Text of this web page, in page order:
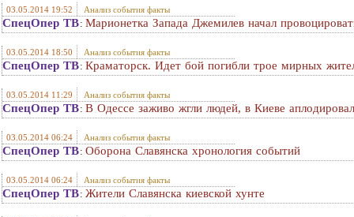
03.05.2014 19:52 Анализ события факты
СпецОпер ТВ: Марионетка Запада Джемилев начал
03.05.2014 18:50 Анализ события факты
СпецОпер ТВ: Краматорск. Идет бой погибли трое мирных
03.05.2014 11:29 Анализ события факты
СпецОпер ТВ: В Одессе заживо жгли людей, в Киеве
03.05.2014 06:24 Анализ события факты
СпецОпер ТВ: Оборона Славянска хронология событий
03.05.2014 06:24 Анализ события факты
СпецОпер ТВ: Жители Славянска киевской хунте